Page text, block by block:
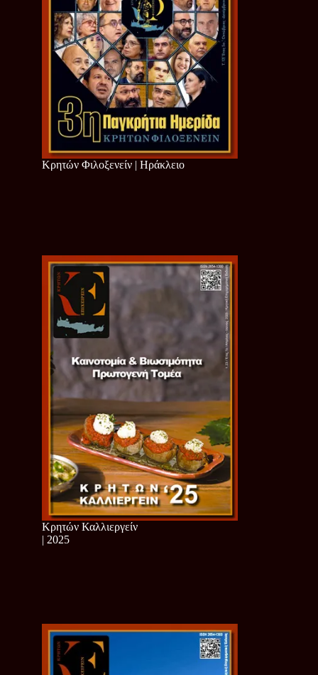
Κρητών Φιλοξενείν | Ηράκλειο
Κρητών Καλλιεργείν
| 2025